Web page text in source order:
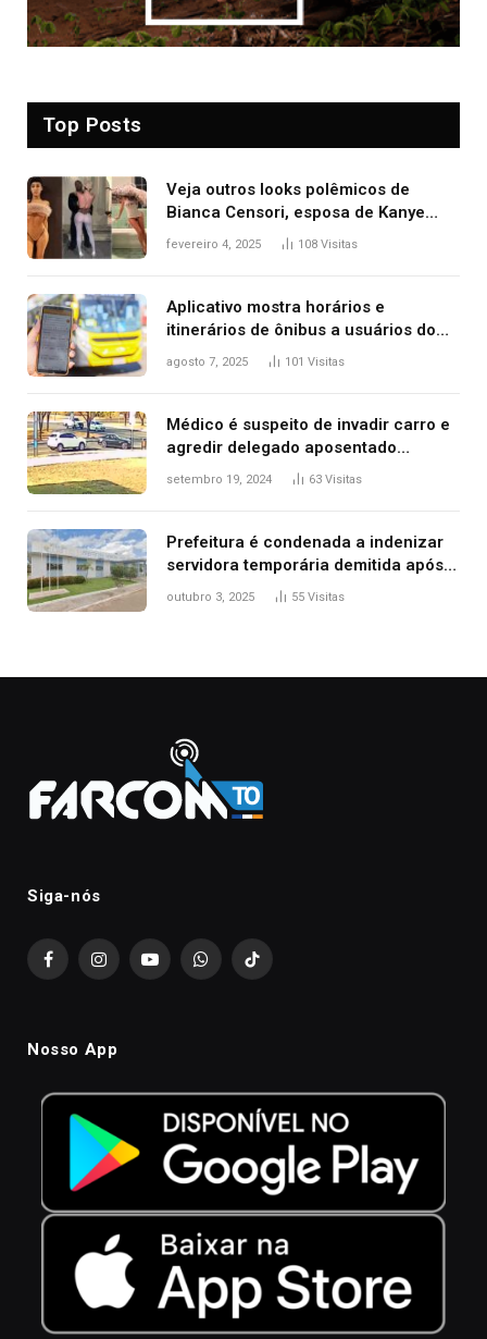
Top Posts
Veja outros looks polêmicos de
Bianca Censori, esposa de Kanye
West que apareceu nua no Grammy
fevereiro 4, 2025 108 Visitas
Aplicativo mostra horários e
itinerários de ônibus a usuários do
transporte público de Palmas; confira
agosto 7, 2025 101 Visitas
Médico é suspeito de invadir carro e
agredir delegado aposentado
durante confusão no trânsito
setembro 19, 2024 63 Visitas
Prefeitura é condenada a indenizar
servidora temporária demitida após
nascimento da filha
outubro 3, 2025 55 Visitas
Siga-nós
FacebookInstagramYouTubeWhatsAppTikTok
Nosso App